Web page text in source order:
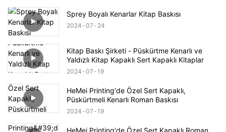
Sprey Boyalı Kenarlar Kitap Baskısı
2024 07 24
Kitap Baskı Şirketi - Püskürtme Kenarlı ve
Yaldızlı Kitap Kapaklı Sert Kapaklı Kitaplar
2024 07 19
HeMei Printing'de Özel Sert Kapaklı,
Püskürtmeli Kenarlı Roman Baskısı
2024 07 19
HeMei Printing'de Özel Sert Kapaklı Roman